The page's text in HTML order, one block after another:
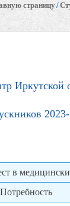
страницу /
Иркутской
в
Потребность